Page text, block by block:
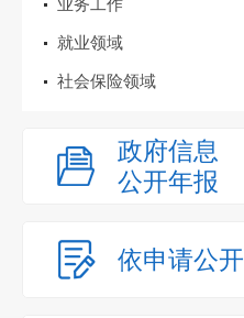
业务工作
就业领域
社会保险领域
政府信息
公开年报
依申请公开